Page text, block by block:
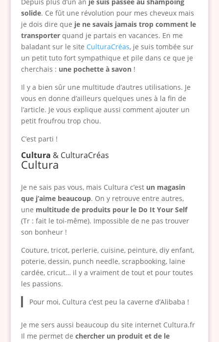
solide. Ce fût une révolution pour mes cheveux mais
je dois dire que je ne savais jamais trop comment le
transporterquand je partais en vacances. En me
baladant sur le site CulturaCréas, je suis tombée sur
un petit tuto fort sympathique et pile dans ce que je
cherchais : une pochette à savon!
Il y a bien sûr une multitude d’autres utilisations. Je
vous en donne d’ailleurs quelques unes à la fin de
l’article. Je vous explique aussi comment ajouter un
petit froufrou trop chou.
C’est parti !
Cultura & CulturaCréas
Cultura
Je ne sais pas vous, mais Cultura c’est un magasin
que j’aime beaucoup. On y retrouve entre autres,
une multitude de produits pour le Do It Your Self
(Tr : fait le toi-même). Impossible de ne pas trouver
son bonheur !
Couture, tricot, perlerie, cuisine, peinture, diy enfant,
poterie, dessin, punch needle, scrapbooking, laine
cardée, cricut… il y a vraiment de tout et pour toutes
les passions.
Pour moi, Cultura c’est peu la caverne d’Alibaba !
Je me sers aussi beaucoup du site internet Cultura.fr
Il me permet de chercher un produit et de le